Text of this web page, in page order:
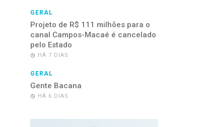
GERAL
Projeto de R$ 111 milhões para o
canal Campos-Macaé é cancelado
pelo Estado
HÁ 7 DIAS
GERAL
Gente Bacana
HÁ 6 DIAS